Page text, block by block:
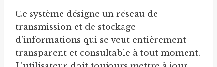
Ce système désigne un réseau de
transmission et de stockage
d’informations qui se veut entièrement
transparent et consultable à tout moment.